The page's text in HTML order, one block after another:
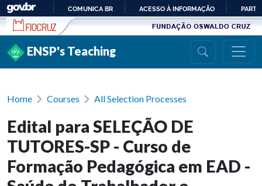
Ir para conteúdo
PARA
COMUNICA BR ACESSO À INFORMAÇÃO
ENSP's Teaching
Home Courses All Selection Processes
Edital para SELEÇÃO DE
TUTORES-SP - Curso de
Formação Pedagógica em EAD -